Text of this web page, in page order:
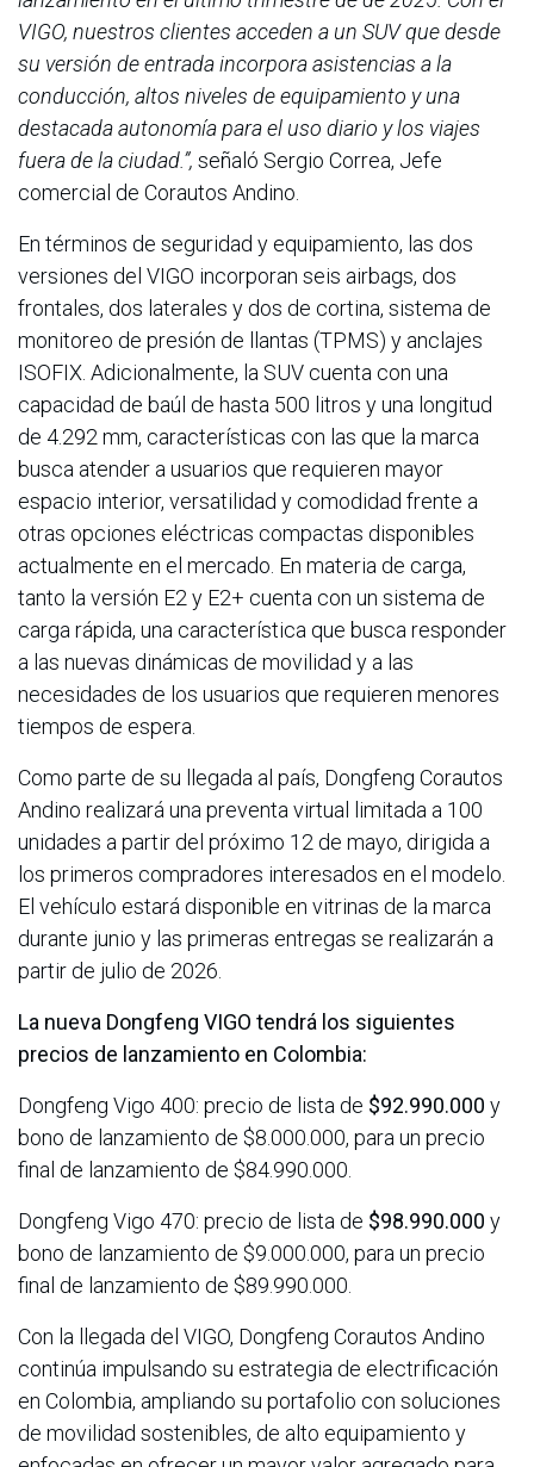
VIGO, nuestros clientes acceden a un SUV que desde
su versión de entrada incorpora asistencias a la
conducción, altos niveles de equipamiento y una
destacada autonomía para el uso diario y los viajes
fuera de la ciudad.”, señaló Sergio Correa, Jefe
comercial de Corautos Andino.
En términos de seguridad y equipamiento, las dos
versiones del VIGO incorporan seis airbags, dos
frontales, dos laterales y dos de cortina, sistema de
monitoreo de presión de llantas (TPMS) y anclajes
ISOFIX. Adicionalmente, la SUV cuenta con una
capacidad de baúl de hasta 500 litros y una longitud
de 4.292 mm, características con las que la marca
busca atender a usuarios que requieren mayor
espacio interior, versatilidad y comodidad frente a
otras opciones eléctricas compactas disponibles
actualmente en el mercado. En materia de carga,
tanto la versión E2 y E2+ cuenta con un sistema de
carga rápida, una característica que busca responder
a las nuevas dinámicas de movilidad y a las
necesidades de los usuarios que requieren menores
tiempos de espera.
Como parte de su llegada al país, Dongfeng Corautos
Andino realizará una preventa virtual limitada a 100
unidades a partir del próximo 12 de mayo, dirigida a
los primeros compradores interesados en el modelo.
El vehículo estará disponible en vitrinas de la marca
durante junio y las primeras entregas se realizarán a
partir de julio de 2026.
La nueva Dongfeng VIGO tendrá los siguientes
precios de lanzamiento en Colombia:
Dongfeng Vigo 400: precio de lista de $92.990.000 y
bono de lanzamiento de $8.000.000, para un precio
final de lanzamiento de $84.990.000.
Dongfeng Vigo 470: precio de lista de $98.990.000 y
bono de lanzamiento de $9.000.000, para un precio
final de lanzamiento de $89.990.000.
Con la llegada del VIGO, Dongfeng Corautos Andino
continúa impulsando su estrategia de electrificación
en Colombia, ampliando su portafolio con soluciones
de movilidad sostenibles, de alto equipamiento y